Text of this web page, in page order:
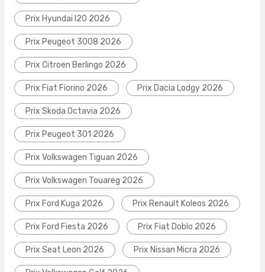
Prix Hyundai I20 2026
Prix Peugeot 3008 2026
Prix Citroen Berlingo 2026
Prix Fiat Fiorino 2026 Prix Dacia Lodgy 2026
Prix Skoda Octavia 2026
Prix Peugeot 301 2026
Prix Volkswagen Tiguan 2026
Prix Volkswagen Touareg 2026
Prix Ford Kuga 2026 Prix Renault Koleos 2026
Prix Ford Fiesta 2026 Prix Fiat Doblo 2026
Prix Seat Leon 2026 Prix Nissan Micra 2026